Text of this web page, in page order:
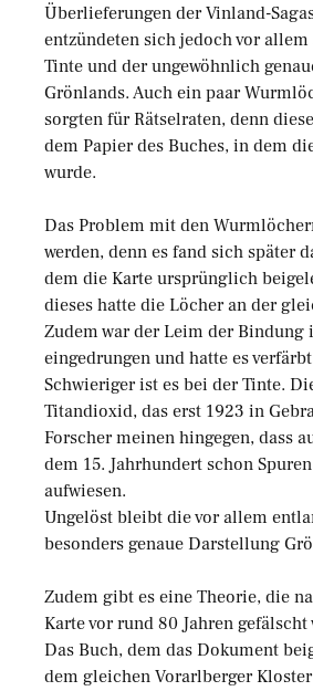
Überlieferungen der Vinland-
entzündeten sich jedoch vor
Tinte und der ungewöhnlich
Grönlands. Auch ein paar
sorgten für Rätselraten, denn
dem Papier des Buches, in dem
wurde.
Das Problem mit den
werden, denn es fand sich später
dem die Karte ursprünglich
dieses hatte die Löcher an der
Zudem war der Leim der Bindung
eingedrungen und hatte es
Schwieriger ist es bei der Tinte.
Titandioxid, das erst 1923 in
Forscher meinen hingegen, dass
dem 15. Jahrhundert schon
aufwiesen.
Ungelöst bleibt die vor allem
besonders genaue Darstellung
Zudem gibt es eine Theorie, die
Karte vor rund 80 Jahren gefälscht
Das Buch, dem das Dokument
dem gleichen Vorarlberger